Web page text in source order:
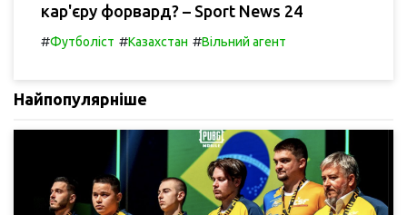
кар'єру форвард? – Sport News 24
#Футболіст #Казахстан #Вільний агент
Найпопулярніше